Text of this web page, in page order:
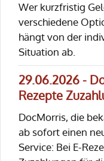
Wer kurzfristig
verschiedene
hängt von der
Situation ab.
29.06.2026 -
Rezepte
DocMorris, die
ab sofort einen
Service: Bei E-